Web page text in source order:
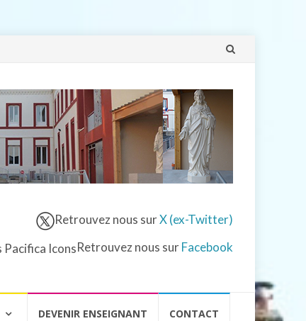
Aller
Retrouvez nous surX (ex-Twitter)
Retrouvez nous surFacebook
DEVENIR ENSEIGNANT CONTACT